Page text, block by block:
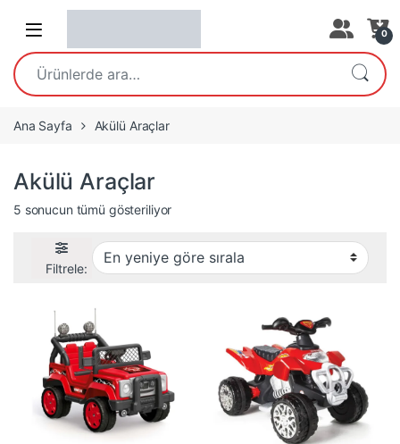
Open 0
Ara:
Ana Sayfa Akülü Araçlar
Akülü Araçlar
5 sonucun tümü gösteriliyorEn yeniye göre sıralandı
Filtrele: